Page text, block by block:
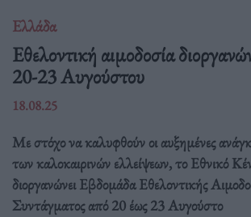
Ελλάδα
Eθελοντική αιμοδοσία
20-23 Αυγούστου
18.08.25
Με στόχο να καλυφθούν οι αυξημένες
των καλοκαιρινών ελλείψεων, το Εθνικό
διοργανώνει Εβδομάδα Εθελοντικής
Συντάγματος από 20 έως 23 Αυγούστο